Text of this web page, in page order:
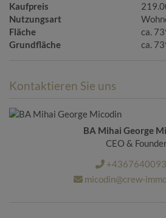
Kaufpreis
Nutzungsart
Fläche
ca.
Grundfläche ca.
Kontaktieren Sie uns
BA Mihai George
CEO &
micodin@crew-